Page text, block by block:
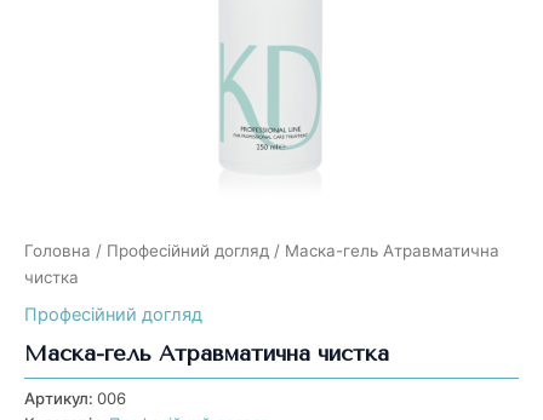
Головна / Професійний догляд / Маска-гель Атравматична
чистка
Професійний догляд
Маска-гель Атравматична чистка
Артикул: 006